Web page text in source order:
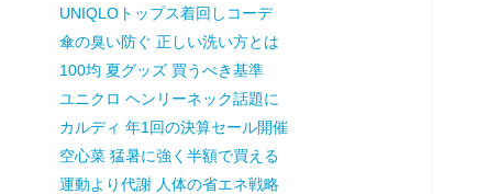
UNIQLOトップス着回しコーデ
傘の臭い防ぐ 正しい洗い方とは
100均 夏グッズ 買うべき基準
ユニクロ ヘンリーネック話題に
カルディ 年1回の決算セール開催
空心菜 猛暑に強く半額で買える
運動より代謝 人体の省エネ戦略